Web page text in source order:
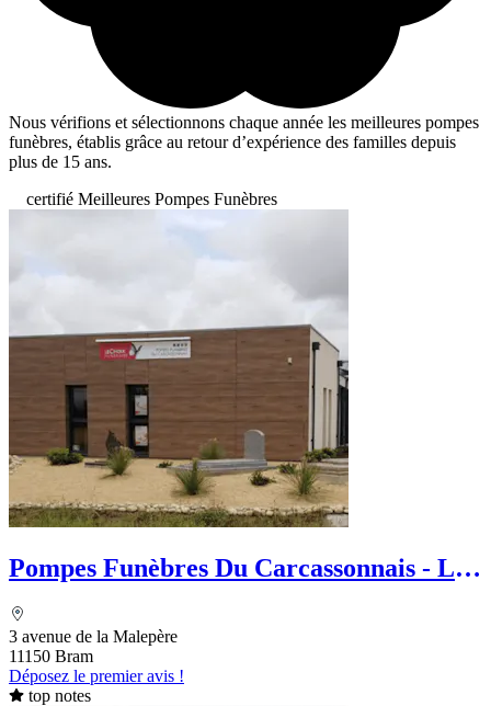
Nous vérifions et sélectionnons chaque année les meilleures pompes
funèbres, établis grâce au retour d’expérience des familles depuis
plus de 15 ans.
certifié Meilleures Pompes Funèbres
Pompes Funèbres Du Carcassonnais - Le
3 avenue de la Malepère
11150 Bram
Déposez le premier avis !
top notes